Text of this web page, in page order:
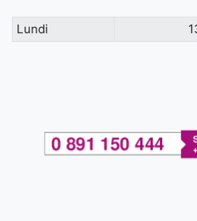
Lundi